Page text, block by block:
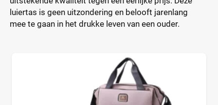
luiertas is geen uitzondering en belooft jarenlang
mee te gaan in het drukke leven van een ouder.